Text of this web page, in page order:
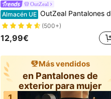
OutZeal
Almacén UE OutZeal Pantalones deportivos de mujer para exteriores de color azul sólido, para correr, gimnasio, yoga, de secado rápido, control de abdomen, cintura alta, con panel de malla, para primavera y verano
(500+)
12,99€
Más vendidos
en Pantalones de
exterior para mujer